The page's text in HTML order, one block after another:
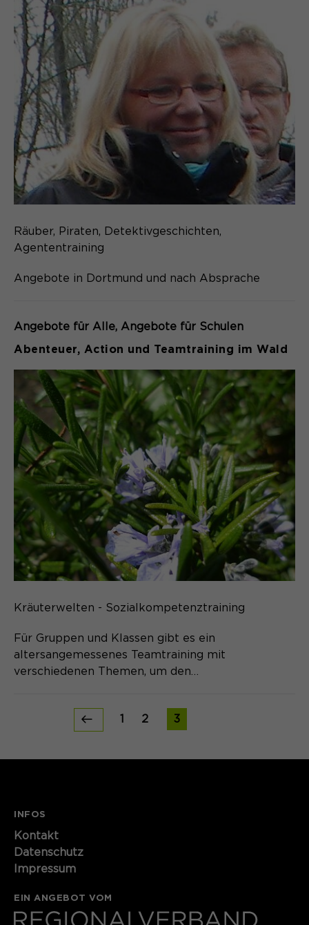
Räuber, Piraten, Detektivgeschichten,
Agententraining
Angebote in Dortmund und nach Absprache
Angebote für Alle Angebote für Schulen
Abenteuer, Action und Teamtraining im Wald
Kräuterwelten - Sozialkompetenztraining
Für Gruppen und Klassen gibt es ein
altersangemessenes Teamtraining mit
verschiedenen Themen, um den…
1 2 3
INFOS
Kontakt​​​​​
Datenschutz
Impressum
EIN ANGEBOT VOM